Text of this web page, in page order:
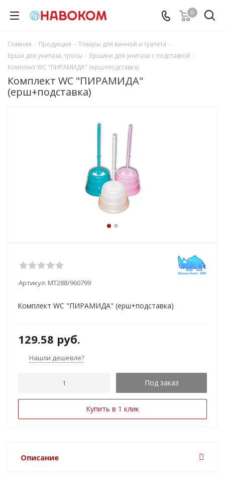
0
Главная - Продукция - Товары для ванной и туалета -
Ерши для унитаза, тросы - Ершики для унитаза с подставкой -
Комплект WC "ПИРАМИДА" (ерш+подставка)
Комплект WC "ПИРАМИДА"
(ерш+подставка)
Артикул: МТ288/960799
Комплект WC "ПИРАМИДА" (ерш+подставка)
129.58 руб.
Нашли дешевле?
Под заказ
Купить в 1 клик
Описание